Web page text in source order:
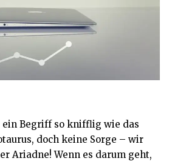
ein Begriff so knifflig wie das
doch keine Sorge – wir
Ariadne! Wenn es darum geht,